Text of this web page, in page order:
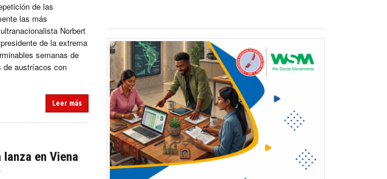
de las
las más
Norbert
de la extrema
semanas de
de austríacos con
Leer más
en Viena